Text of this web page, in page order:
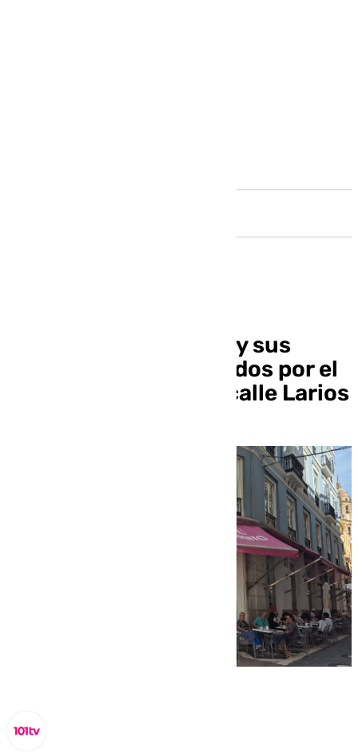
La cafetería Lepanto y sus
trabajadores, enredados por el
cierre de su local en calle Larios